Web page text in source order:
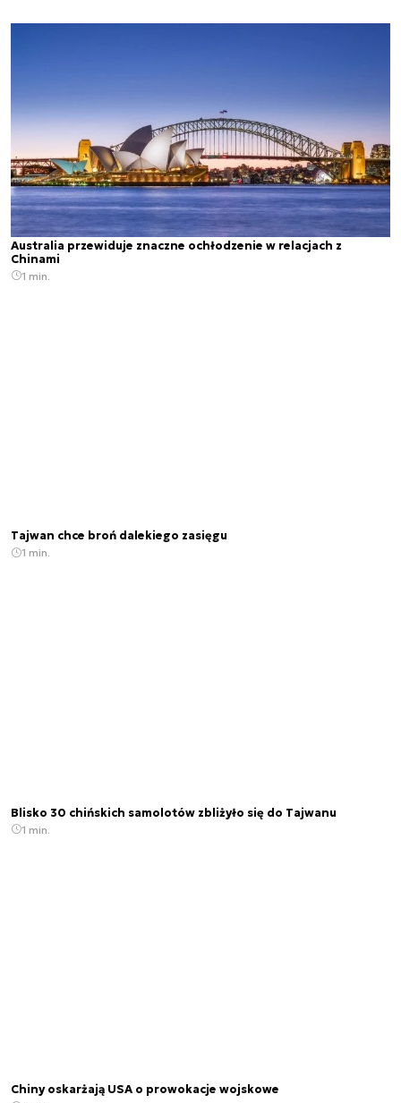
Australia przewiduje znaczne ochłodzenie w relacjach z
Chinami
1 min.
Tajwan chce broń dalekiego zasięgu
1 min.
Blisko 30 chińskich samolotów zbliżyło się do Tajwanu
1 min.
Chiny oskarżają USA o prowokacje wojskowe